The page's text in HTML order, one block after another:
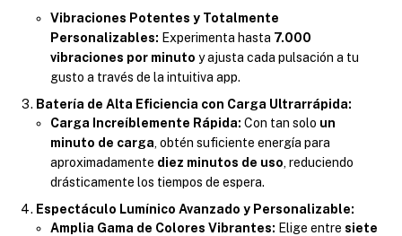
Vibraciones Potentes y Totalmente
Personalizables: Experimenta hasta 7.000
vibraciones por minuto y ajusta cada pulsación a tu
gusto a través de la intuitiva app.
Batería de Alta Eficiencia con Carga Ultrarrápida:
Carga Increíblemente Rápida: Con tan solo un
minuto de carga, obtén suficiente energía para
aproximadamente diez minutos de uso, reduciendo
drásticamente los tiempos de espera.
Espectáculo Lumínico Avanzado y Personalizable:
Amplia Gama de Colores Vibrantes: Elige entre siete